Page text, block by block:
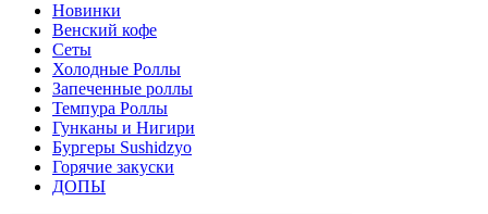
Новинки
Венский кофе
Сеты
Холодные Роллы
Запеченные роллы
Темпура Роллы
Гунканы и Нигири
Бургеры Sushidzyo
Горячие закуски
ДОПЫ